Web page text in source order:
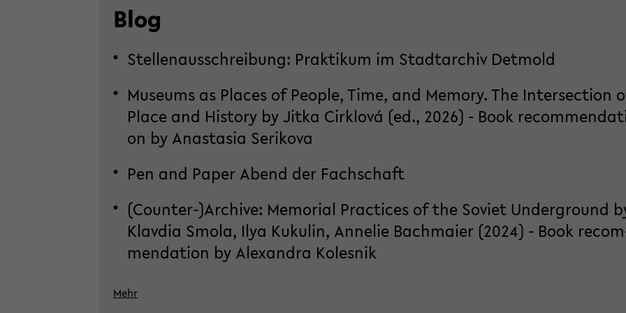
Blog
Stel­len­aus­schrei­bung: Prak­ti­kum im Stadt­ar­chiv Det­mold
Mu­se­ums as Places of Peop­le, Time, and Me­mo­ry. The In­ter­sec­tion
Place and His­to­ry by Jitka Cirk­lová (ed., 2026) - Book
on by Ana­sta­sia Se­ri­ko­va
Pen and Paper Abend der Fach­schaft
(Counter-​)Ar­chi­ve: Me­mo­ri­al Prac­ti­ces of the So­viet Un­der­ground
Klav­dia Smola, Ilya Ku­ku­lin, An­ne­lie Bach­mai­er (2024) - Book
men­da­ti­on by Alex­an­dra Ko­les­nik
Mehr